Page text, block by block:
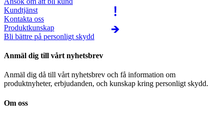
Kundtjänst
Kontakta oss
Produktkunskap
Bli bättre på personligt skydd
Anmäl dig till vårt nyhetsbrev
Anmäl dig då till vårt nyhetsbrev och få information om
produktnyheter, erbjudanden, och kunskap kring personligt skydd.
Om oss